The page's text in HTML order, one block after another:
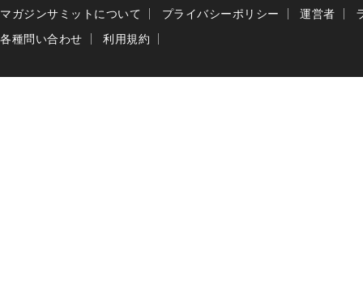
マガジンサミットについて プライバシーポリシー 運営者
各種問い合わせ
利用規約